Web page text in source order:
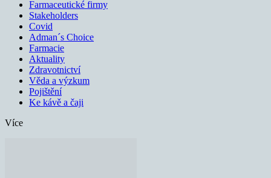
Farmaceutické firmy
Stakeholders
Covid
Adman´s Choice
Farmacie
Aktuality
Zdravotnictví
Věda a výzkum
Pojištění
Ke kávě a čaji
Více